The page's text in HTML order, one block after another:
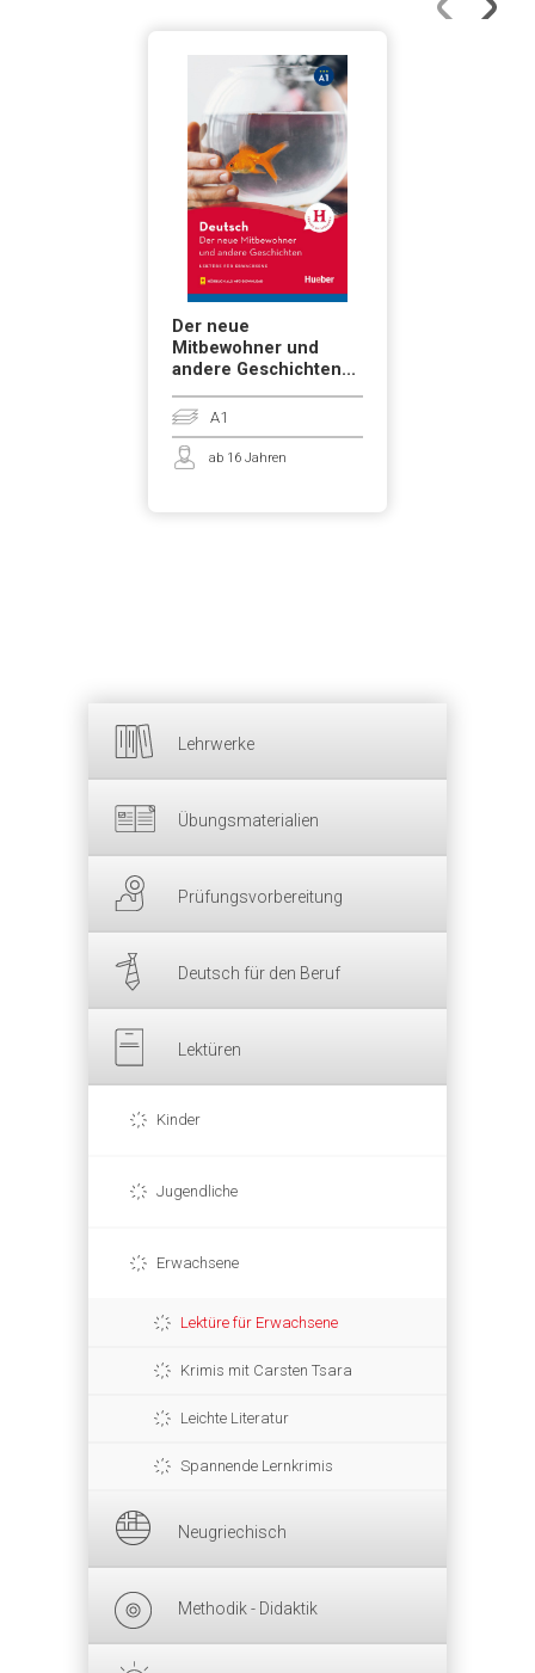
Lehrwerke
Übungsmaterialien
Prüfungsvorbereitung
Deutsch für den Beruf
Lektüren
Kinder
Jugendliche
Erwachsene
Lektüre für Erwachsene
Krimis mit Carsten Tsara
Leichte Literatur
Spannende Lernkrimis
Neugriechisch
Methodik - Didaktik
Der neue
Mitbewohner und
andere Geschichten...
A1
ab 16 Jahren